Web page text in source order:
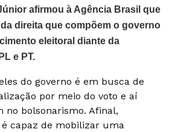
afirmou à Agência Brasil que
direita que compõem o governo
eleitoral diante da
e PT.
do governo é em busca de
por meio do voto e aí
no bolsonarismo. Afinal,
é capaz de mobilizar uma